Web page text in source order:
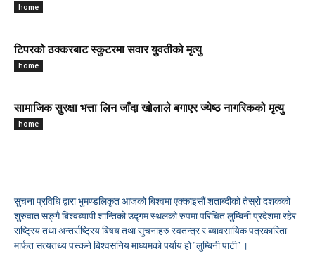
home
टिपरको ठक्करबाट स्कुटरमा सवार युवतीको मृत्यु
home
सामाजिक सुरक्षा भत्ता लिन जाँदा खोलाले बगाएर ज्येष्ठ नागरिकको मृत्यु
home
सुचना प्रविधि द्वारा भुमण्डलिकृत आजको बिश्वमा एक्काइसौं शताब्दीको तेस्रो दशकको
शुरुवात सङ्गै बिश्वब्यापी शान्तिको उद्गम स्थलको रुपमा परिचित लुम्बिनी प्रदेशमा रहेर
राष्ट्रिय तथा अन्तर्राष्ट्रिय बिषय तथा सुचनाहरु स्वतन्त्र र ब्यावसायिक पत्रकारिता
मार्फत सत्यतथ्य पस्कने बिश्वसनिय माध्यमको पर्याय हो "लुम्बिनी पाटी" ।